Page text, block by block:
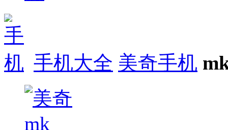
手机大全 美奇手机